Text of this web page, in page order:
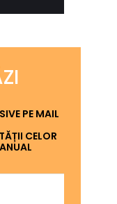
PE MAIL
CELOR